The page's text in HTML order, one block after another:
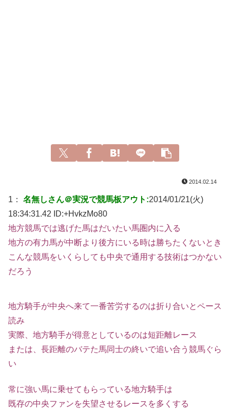
2014.02.14
1： 名無しさん＠実況で競馬板アウト:2014/01/21(火)
18:34:31.42 ID:+HvkzMo80
地方競馬では逃げた馬はだいたい馬圏内に入る
地方の有力馬が中断より後方にいる時は勝ちたくないとき
こんな競馬をいくらしても中央で通用する技術はつかない
だろう
地方騎手が中央へ来て一番苦労するのは折り合いとペース
読み
実際、地方騎手が得意としているのは短距離レース
または、長距離のバテた馬同士の終いで追い合う競馬ぐら
い
常に強い馬に乗せてもらっている地方騎手は
既存の中央ファンを失望させるレースを多くする